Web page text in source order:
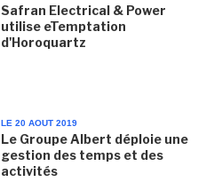
Safran Electrical & Power
utilise eTemptation
d'Horoquartz
LE 20 AOUT 2019
Le Groupe Albert déploie une
gestion des temps et des
activités